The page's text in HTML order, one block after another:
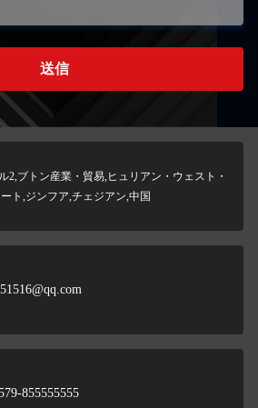
送信
2,ブトン産業・貿易,ヒュリアン・ウェスト・
ト,ジンフア,チェジアン,中国
855555555